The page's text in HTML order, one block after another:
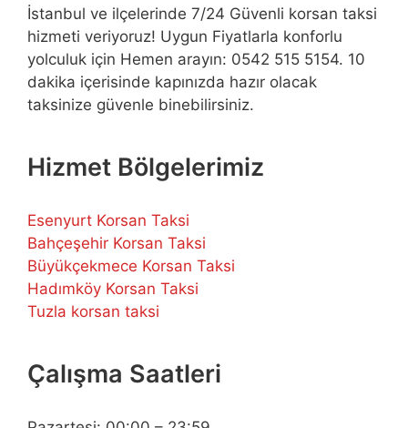
İstanbul ve ilçelerinde 7/24 Güvenli korsan taksi
hizmeti veriyoruz! Uygun Fiyatlarla konforlu
yolculuk için Hemen arayın: 0542 515 5154. 10
dakika içerisinde kapınızda hazır olacak
taksinize güvenle binebilirsiniz.
Hizmet Bölgelerimiz
Esenyurt Korsan Taksi
Bahçeşehir Korsan Taksi
Büyükçekmece Korsan Taksi
Hadımköy Korsan Taksi
Tuzla korsan taksi
Çalışma Saatleri